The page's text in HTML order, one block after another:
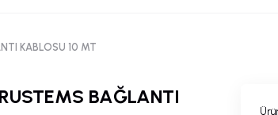
KABLOSU 10 MT
BAĞLANTI